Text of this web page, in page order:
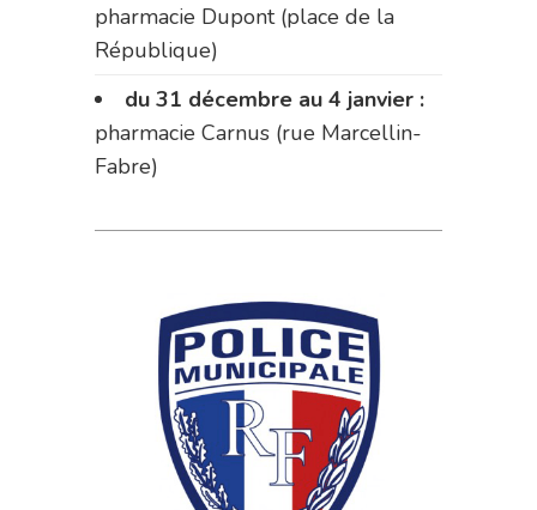
pharmacie Dupont (place de la
République)
du 31 décembre au 4 janvier :
pharmacie Carnus (rue Marcellin-
Fabre)